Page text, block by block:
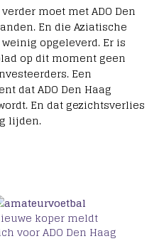
moet met ADO Den
En die Aziatische
opgeleverd. Er is
op dit moment geen
Een
dat ADO Den Haag
En dat gezichtsverlies
lijden.
koper meldt
voor ADO Den Haag